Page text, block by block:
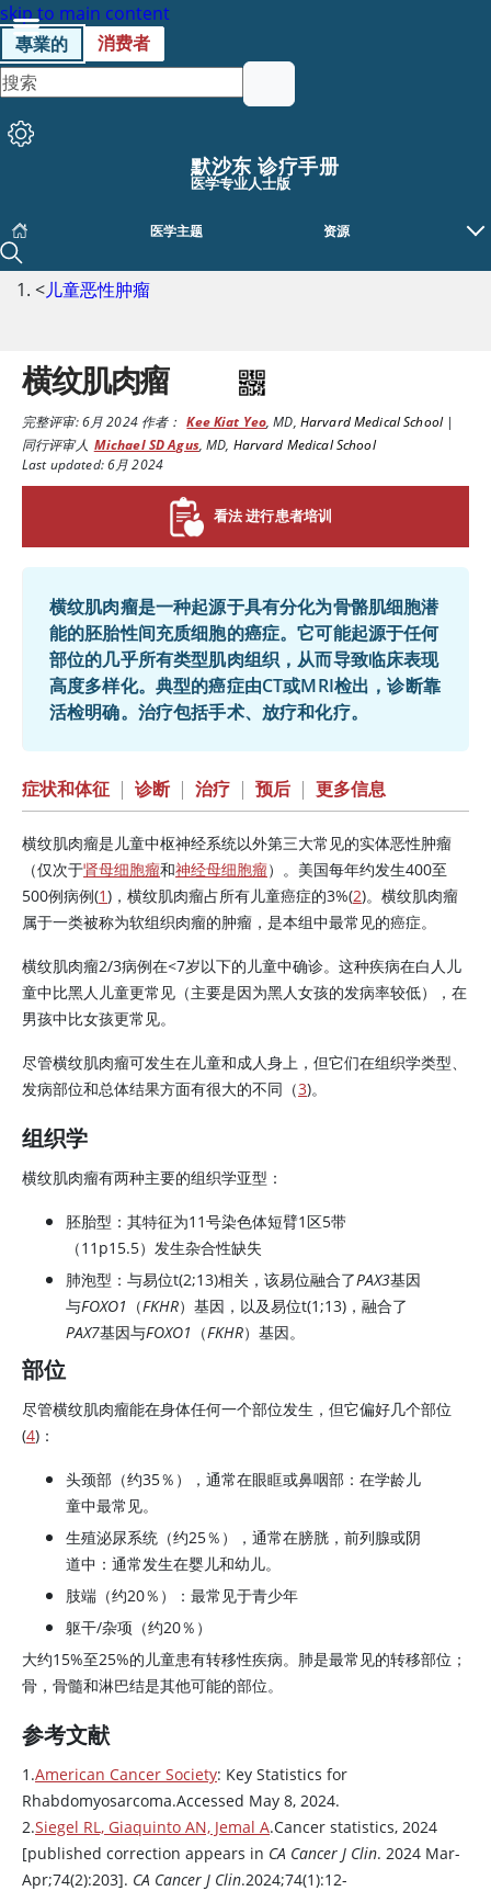
skip to main content
專業的
消费者
默沙东 诊疗手册
医学专业人士版
医学主题 资源
<儿童恶性肿瘤
横纹肌肉瘤
完整评审:6月 2024作者： Kee Kiat Yeo,MD, Harvard Medical School|
同行评审人 Michael SD Agus,MD, Harvard Medical School
Last updated: 6月 2024
看法 进行患者培训
横纹肌肉瘤是一种起源于具有分化为骨骼肌细胞潜
能的胚胎性间充质细胞的癌症。它可能起源于任何
部位的几乎所有类型肌肉组织，从而导致临床表现
高度多样化。典型的癌症由CT或MRI检出，诊断靠
活检明确。治疗包括手术、放疗和化疗。
症状和体征 | 诊断 | 治疗 | 预后 | 更多信息
横纹肌肉瘤是儿童中枢神经系统以外第三大常见的实体恶性肿瘤
（仅次于肾母细胞瘤和神经母细胞瘤）。美国每年约发生400至
500例病例(1)，横纹肌肉瘤占所有儿童癌症的3%(2)。横纹肌肉瘤
属于一类被称为软组织肉瘤的肿瘤，是本组中最常见的癌症。
横纹肌肉瘤2/3病例在<7岁以下的儿童中确诊。这种疾病在白人儿
童中比黑人儿童更常见（主要是因为黑人女孩的发病率较低），在
男孩中比女孩更常见。
尽管横纹肌肉瘤可发生在儿童和成人身上，但它们在组织学类型、
发病部位和总体结果方面有很大的不同（3)。
组织学
横纹肌肉瘤有两种主要的组织学亚型：
胚胎型：其特征为11号染色体短臂1区5带
（11p15.5）发生杂合性缺失
肺泡型：与易位t(2;13)相关，该易位融合了PAX3基因
与FOXO1 （FKHR）基因，以及易位t(1;13)，融合了
PAX7基因与FOXO1 （FKHR）基因。
部位
尽管横纹肌肉瘤能在身体任何一个部位发生，但它偏好几个部位
(4)：
头颈部（约35％），通常在眼眶或鼻咽部：在学龄儿
童中最常见。
生殖泌尿系统（约25％），通常在膀胱，前列腺或阴
道中：通常发生在婴儿和幼儿。
肢端（约20％）：最常见于青少年
躯干/杂项（约20％）
大约15%至25%的儿童患有转移性疾病。肺是最常见的转移部位；
骨，骨髓和淋巴结是其他可能的部位。
参考文献
1.American Cancer Society: Key Statistics for
Rhabdomyosarcoma.Accessed May 8, 2024.
2.Siegel RL, Giaquinto AN, Jemal A.Cancer statistics, 2024
[published correction appears in CA Cancer J Clin. 2024 Mar-
Apr;74(2):203]. CA Cancer J Clin.2024;74(1):12-